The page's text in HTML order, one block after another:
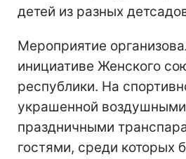
детей из разных
Мероприятие
инициативе Женского
республики. На
украшенной
праздничными
гостями, среди которых